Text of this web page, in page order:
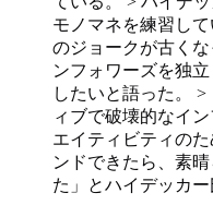
モノマネを練習し
のジョークが古く
ンフォワーズを独
したいと語った。
ィブで破壊的なイ
エイティビティの
ンドできたら、素
た」とハイデッカ